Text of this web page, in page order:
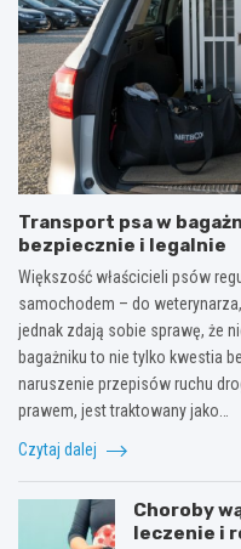
Transport psa w
bezpiecznie i legalnie
Większość właścicieli psów
samochodem – do
jednak zdają sobie sprawę, że
bagażniku to nie tylko kwestia
naruszenie przepisów ruchu
prawem, jest traktowany jako…
Czytaj dalej
Choroby
leczenie i